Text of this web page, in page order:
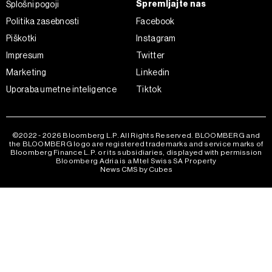
Splošni pogoji
Politika zasebnosti
Piškotki
Impresum
Marketing
Uporaba umetne inteligence
Spremljajte nas
Facebook
Instagram
Twitter
Linkedin
Tiktok
©2022 - 2026 Bloomberg L.P. All Rights Reserved. BLOOMBERG and
the BLOOMBERG logo are registered trademarks and service marks of
Bloomberg Finance L.P. or its subsidiaries, displayed with permission
Bloomberg Adria is a Mtel Swiss SA Property
News CMS by Cubes